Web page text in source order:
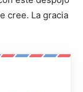
cree. La gracia